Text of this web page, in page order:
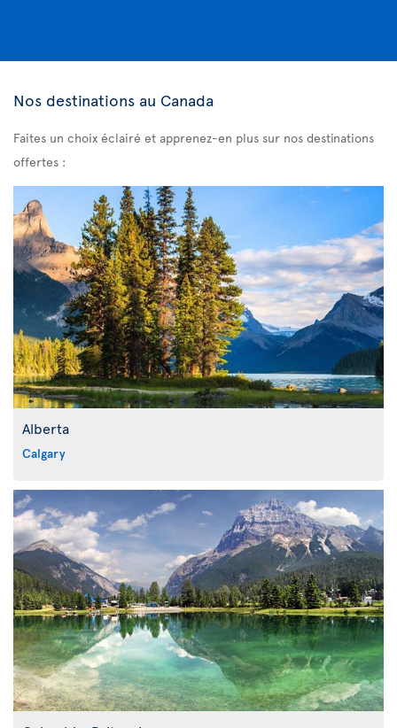
Nos destinations au Canada
Faites un choix éclairé et apprenez-en plus sur nos destinations
offertes :
Alberta
Calgary